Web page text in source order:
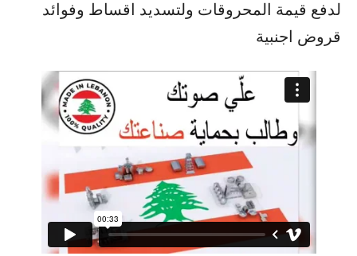
لدفع قيمة المحروقات ولتسديد اقساط وفوائد
قروض اجنبية